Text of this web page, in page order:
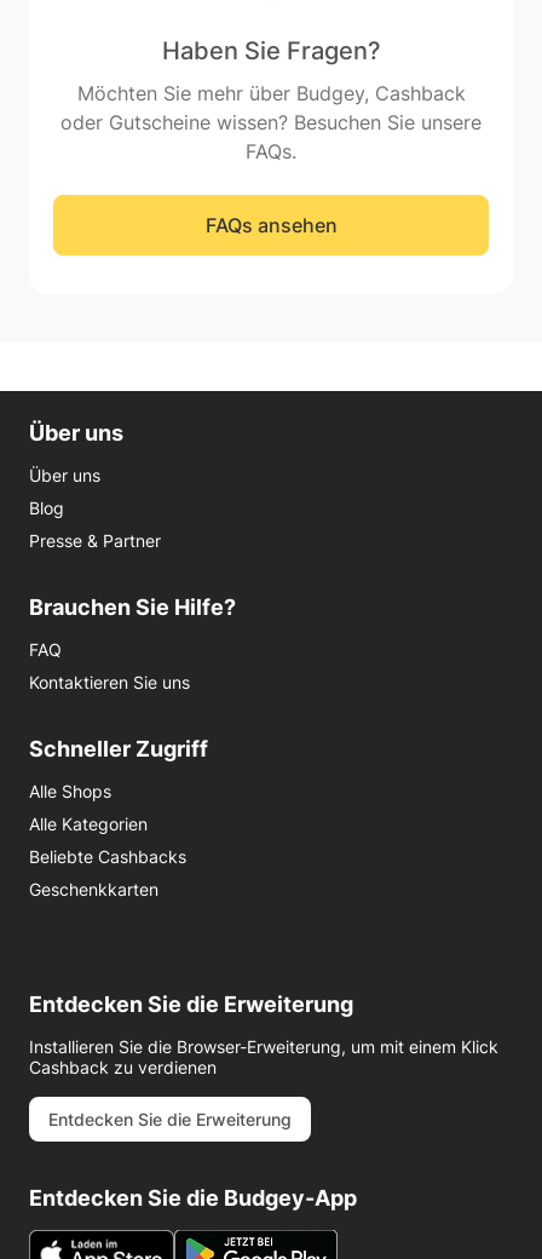
Haben Sie Fragen?
Möchten Sie mehr über Budgey, Cashback
oder Gutscheine wissen? Besuchen Sie unsere
FAQs.
FAQs ansehen
Über uns
Über uns
Blog
Presse & Partner
Brauchen Sie Hilfe?
FAQ
Kontaktieren Sie uns
Schneller Zugriff
Alle Shops
Alle Kategorien
Beliebte Cashbacks
Geschenkkarten
Entdecken Sie die Erweiterung
Installieren Sie die Browser-Erweiterung, um mit einem Klick
Cashback zu verdienen
Entdecken Sie die Erweiterung
Entdecken Sie die Budgey-App